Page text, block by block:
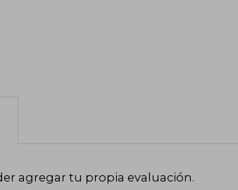
agregar tu propia evaluación.